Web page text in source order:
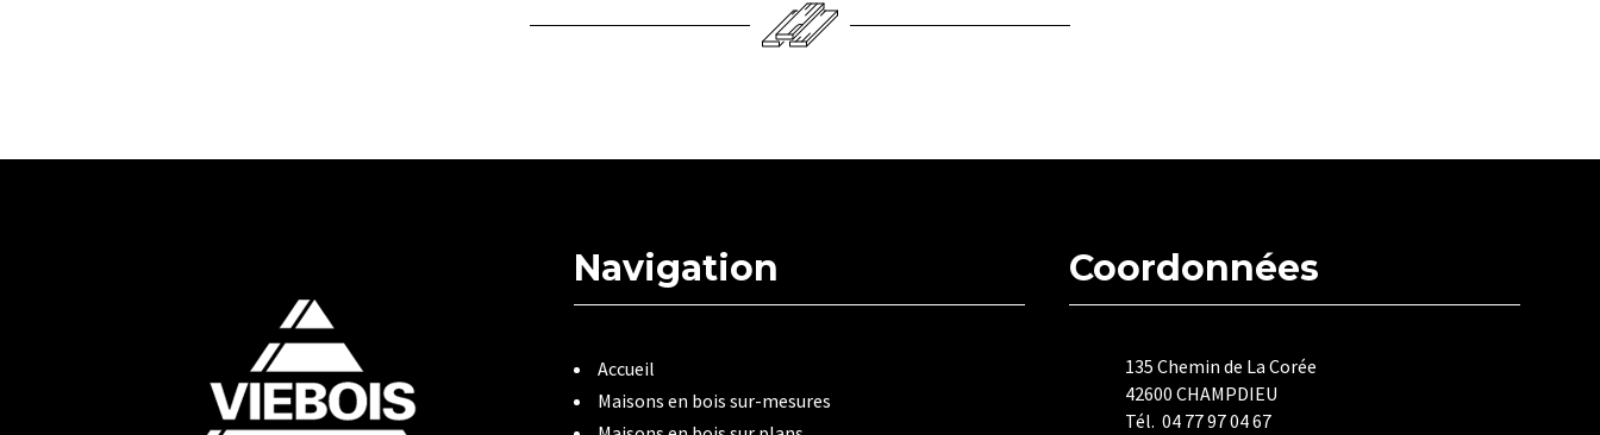
Navigation
Accueil
Maisons en bois sur-mesures
Coordonnées
135 Chemin de La Corée
42600 CHAMPDIEU
Tél. 04 77 97 04 67